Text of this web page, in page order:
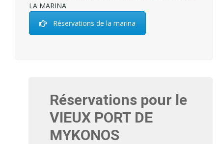
LA MARINA
Réservations de la marina
Réservations pour le
VIEUX PORT DE
MYKONOS